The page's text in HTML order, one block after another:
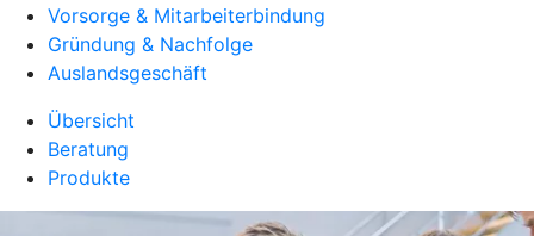
Vorsorge & Mitarbeiterbindung
Gründung & Nachfolge
Auslandsgeschäft
Übersicht
Beratung
Produkte